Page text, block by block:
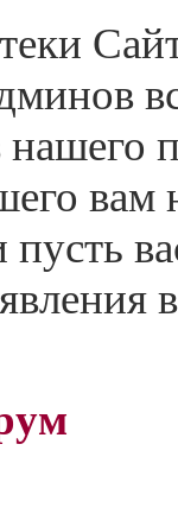
вам
пусть